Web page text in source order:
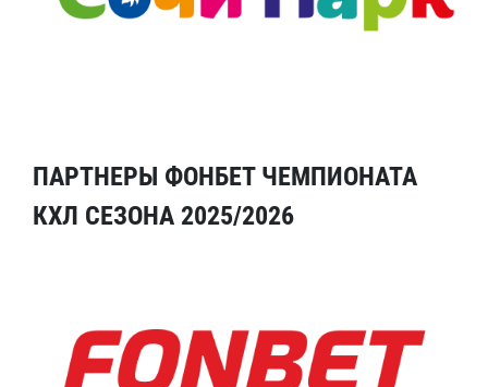
ПАРТНЕРЫ ФОНБЕТ ЧЕМПИОНАТА
КХЛ СЕЗОНА 2025/2026